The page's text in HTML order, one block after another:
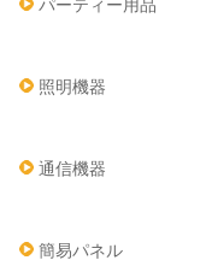
パーティー用品
照明機器
通信機器
簡易パネル